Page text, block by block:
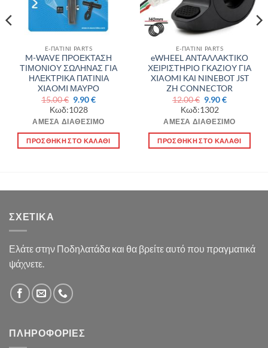
E-ΠΑΤΙΝΙ PARTS
M-WAVE ΠΡΟΕΚΤΑΣΗ
ΤΙΜΟΝΙΟΥ ΣΩΛΗΝΑΣ ΓΙΑ
ΗΛΕΚΤΡΙΚΑ ΠΑΤΙΝΙΑ
XIAOMI ΜΑΥΡΟ
15.00€ Original
price
was:
15.00 €.
9.90€Η
είναι:
Κωδ:1028
ΆΜΕΣΑ ΔΙΑΘΈΣΙΜΟ
ΠΡΟΣΘΉΚΗ ΣΤΟ ΚΑΛΆΘΙ
E-ΠΑΤΙΝΙ PARTS
eWHEEL ΑΝΤΑΛΛΑΚΤΙΚΟ
ΧΕΙΡΙΣΤΗΡΙΟ ΓΚΑΖΙΟΥ ΓΙΑ
XIAOMI ΚΑΙ NINEBOT JST
ZH CONNECTOR
12.00€ Original
price
was:
12.00 €.
9.90€Η
είναι:
Κωδ:1302
ΆΜΕΣΑ ΔΙΑΘΈΣΙΜΟ
ΠΡΟΣΘΉΚΗ ΣΤΟ ΚΑΛΆΘΙ
ΣΧΕΤΙΚΆ
Ελάτε στην Ποδηλατάδα και θα βρείτε αυτό που πραγματικά
ψάχνετε.
ΠΛΗΡΟΦΟΡΊΕΣ